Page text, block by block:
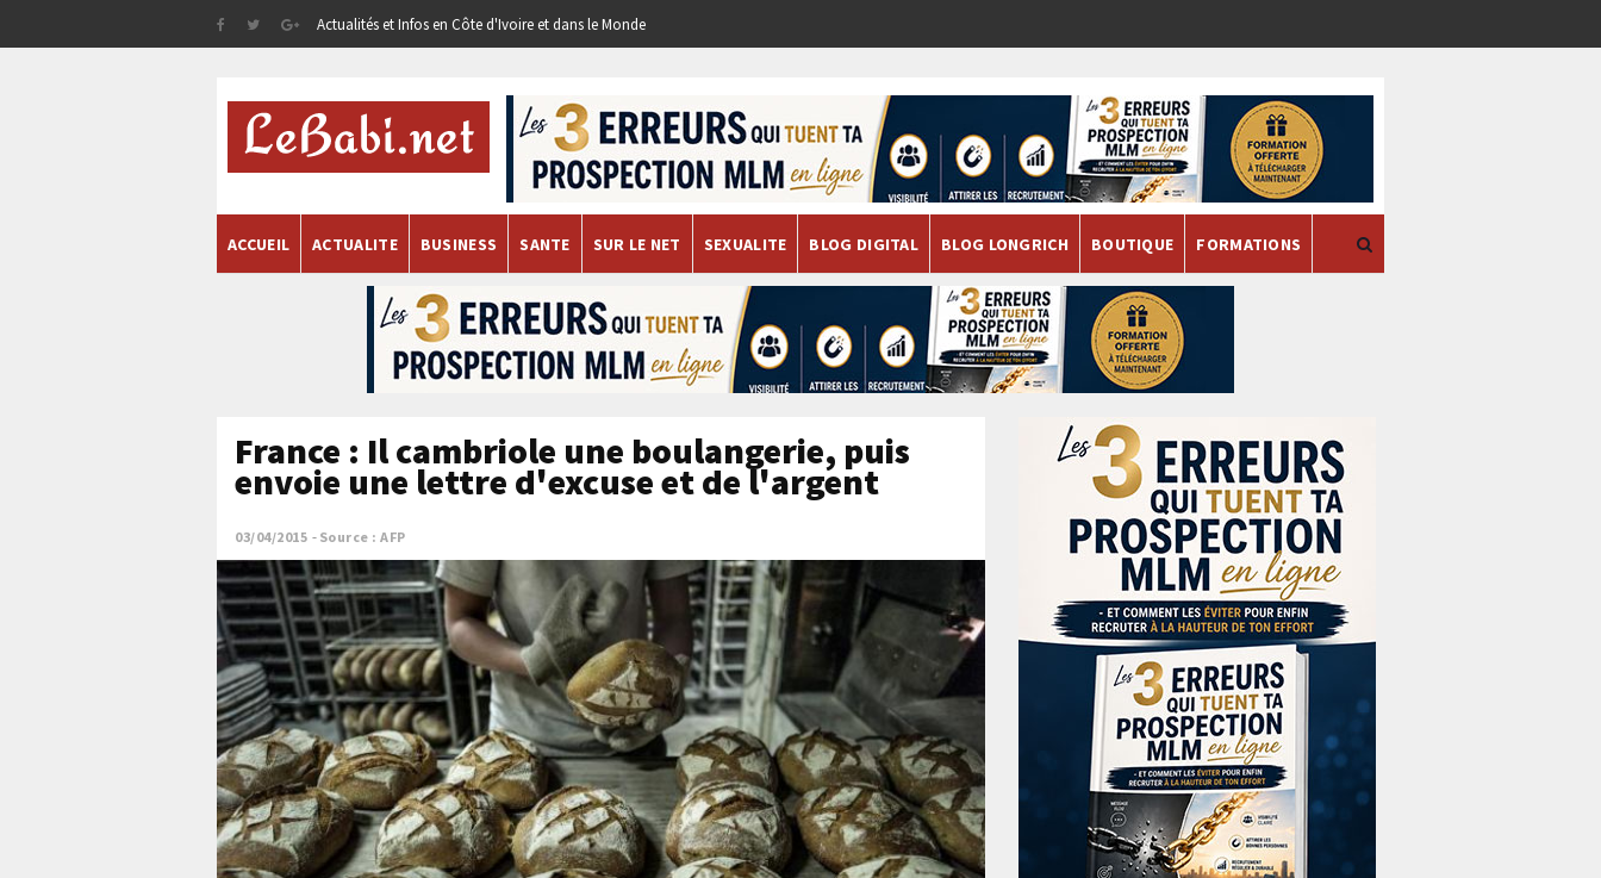
Actualités et Infos en Côte d'Ivoire et dans le Monde
ACCUEIL ACTUALITE BUSINESS SANTE SUR LE NET SEXUALITE BLOG DIGITAL BLOG LONGRICH BOUTIQUE FORMATIONS
France : Il cambriole une boulangerie, puis
envoie une lettre d'excuse et de l'argent
03/04/2015 Source : AFP